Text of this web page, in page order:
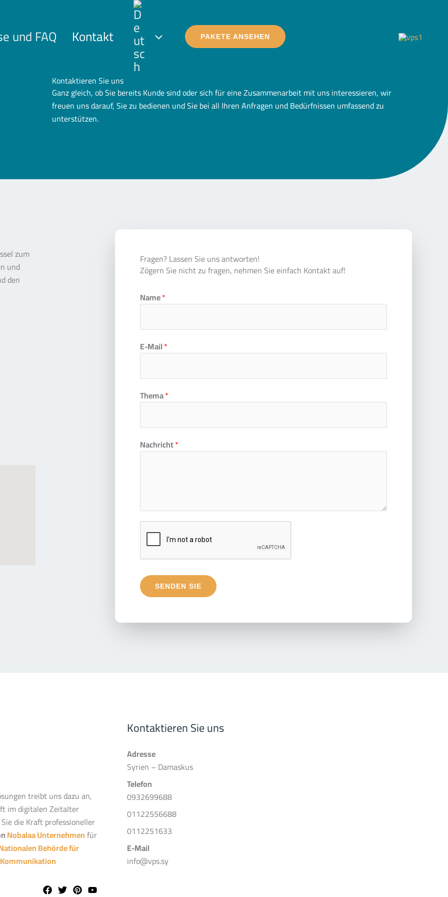
und FAQ Kontakt PAKETE ANSEHEN
Kontaktieren Sie uns
Ganz gleich, ob Sie bereits Kunde sind oder sich für eine Zusammenarbeit mit uns interessieren, wir
freuen uns darauf, Sie zu bedienen und Sie bei all Ihren Anfragen und Bedürfnissen umfassend zu
unterstützen.
zum
und
den
Fragen? Lassen Sie uns antworten!
Zögern Sie nicht zu fragen, nehmen Sie einfach Kontakt auf!
Name*
E-Mail*
Thema*
Nachricht*
SENDEN SIE
treibt uns dazu an,
im digitalen Zeitalter
die Kraft professioneller
Nobalaa Unternehmenfür
Behörde für
Kontaktieren Sie uns
Adresse
Syrien – Damaskus
Telefon
0932699688
01122556688
0112251633
E-Mail
info@vps.sy